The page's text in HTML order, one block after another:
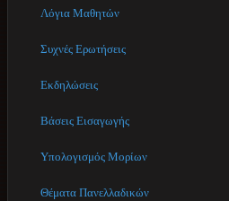
Λόγια Μαθητών
Συχνές Ερωτήσεις
Εκδηλώσεις
Βάσεις Εισαγωγής
Υπολογισμός Μορίων
Θέματα Πανελλαδικών